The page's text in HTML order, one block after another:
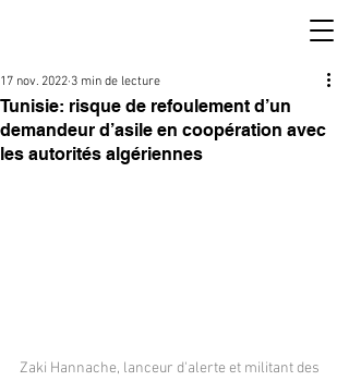
Tunisie: risque de refoulement d’un
demandeur d’asile en coopération avec
les autorités algériennes
17 nov. 2022 3 min de lecture
Zaki Hannache, lanceur d'alerte et militant des